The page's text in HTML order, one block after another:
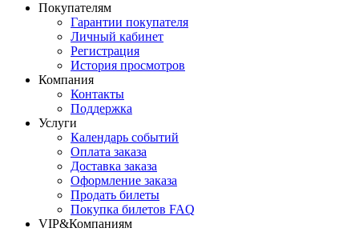
Покупателям
Гарантии покупателя
Личный кабинет
Регистрация
История просмотров
Компания
Контакты
Поддержка
Услуги
Календарь событий
Оплата заказа
Доставка заказа
Оформление заказа
Продать билеты
Покупка билетов FAQ
VIP&Компаниям